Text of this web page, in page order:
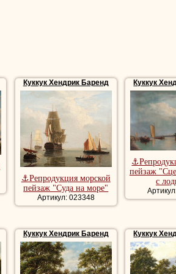
Куккук Хендрик Баренд
⚓Репродукция морской
пейзаж "Суда на море"
Артикул: 023348
Куккук
пейзаж
с
Куккук Хендрик Баренд Куккук